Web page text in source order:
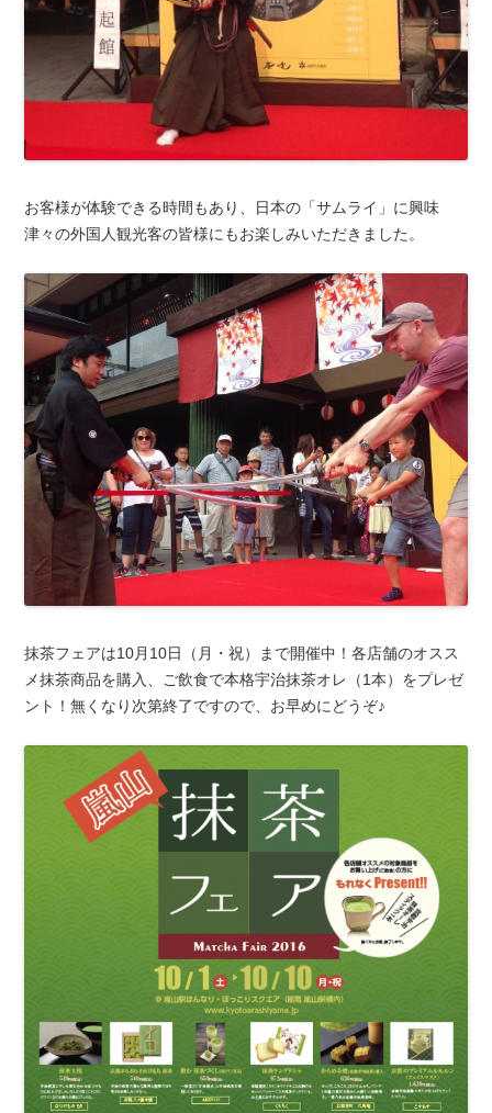
お客様が体験できる時間もあり、日本の「サムライ」に興味
津々の外国人観光客の皆様にもお楽しみいただきました。
抹茶フェアは10月10日（月・祝）まで開催中！各店舗のオスス
メ抹茶商品を購入、ご飲食で本格宇治抹茶オレ（1本）をプレゼ
ント！無くなり次第終了ですので、お早めにどうぞ♪